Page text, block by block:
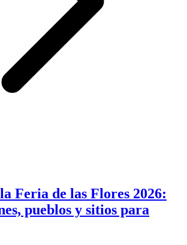
Feria de las Flores 2026:
pueblos y sitios para